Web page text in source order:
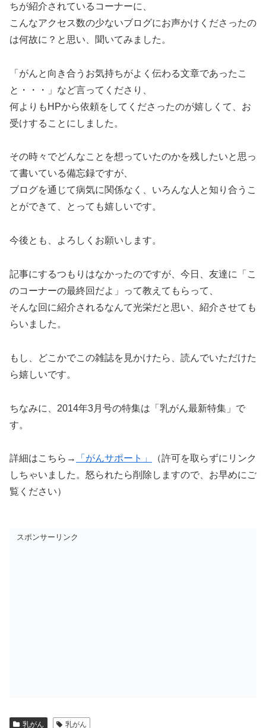
ちが紹介されているコーナーに、
こんなアクセス数の少ないブログにお声かけくださったの
は何故に？と思い、聞いてみました。
「がんと向き合うお気持ちがよく伝わる文章であったこ
と・・・」など言ってくださり、
何よりもHPから依頼をしてくださったのが嬉しくて、お
受けすることにしました。
その時々でどんなことを想っていたのかを残したいと思っ
て書いている備忘録ですが、
ブログを通じて病気に関係なく、いろんな人と知り合うこ
とができて、とっても嬉しいです。
今後とも、よろしくお願いします。
記事にするつもりはなかったのですが、今日、友達に「こ
のコーナーの最終回だよ」って教えてもらって、
そんな回に紹介されるなんて光栄だと思い、紹介させても
らいました。
もし、どこかでこの雑誌を見かけたら、読んでいただけた
ら嬉しいです。
ちなみに、2014年3月号の特集は「乳がん最新特集」で
す。
詳細はこちら→ 「がんサポート」
（許可を取らずにリンク
しちゃいました。怒られたら削除しますので、お早めにご
覧ください）
スポンサーリンク
乳がん 乳がん